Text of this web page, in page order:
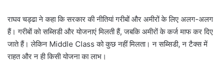
राघव चड्ढा ने कहा कि सरकार की नीतियां गरीबों और अमीरों के लिए अलग-अलग
हैं। गरीबों को सब्सिडी और योजनाएं मिलती हैं, जबकि अमीरों के कर्ज माफ कर दिए
जाते हैं। लेकिन Middle Class को कुछ नहीं मिलता। न सब्सिडी, न टैक्स में
राहत और न ही किसी योजना का लाभ।